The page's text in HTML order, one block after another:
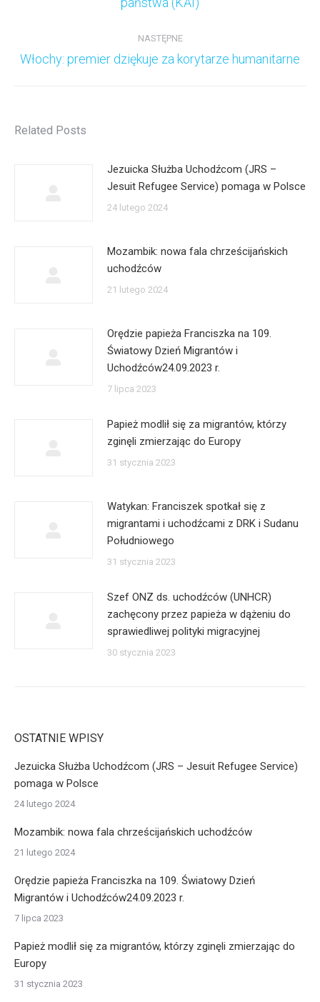
NASTĘPNE
Następny
Włochy: premier dziękuje za korytarze humanitarne
Related Posts
Jezuicka Służba Uchodźcom (JRS –
Jesuit Refugee Service) pomaga w Polsce
24 lutego 2024
Mozambik: nowa fala chrześcijańskich
uchodźców
21 lutego 2024
Orędzie papieża Franciszka na 109.
Światowy Dzień Migrantów i
Uchodźców24.09.2023 r.
7 lipca 2023
Papież modlił się za migrantów, którzy
zginęli zmierzając do Europy
31 stycznia 2023
Watykan: Franciszek spotkał się z
migrantami i uchodźcami z DRK i Sudanu
Południowego
31 stycznia 2023
Szef ONZ ds. uchodźców (UNHCR)
zachęcony przez papieża w dążeniu do
sprawiedliwej polityki migracyjnej
30 stycznia 2023
OSTATNIE WPISY
Jezuicka Służba Uchodźcom (JRS – Jesuit Refugee Service)
pomaga w Polsce
24 lutego 2024
Mozambik: nowa fala chrześcijańskich uchodźców
21 lutego 2024
Orędzie papieża Franciszka na 109. Światowy Dzień
Migrantów i Uchodźców24.09.2023 r.
7 lipca 2023
Papież modlił się za migrantów, którzy zginęli zmierzając do
Europy
31 stycznia 2023